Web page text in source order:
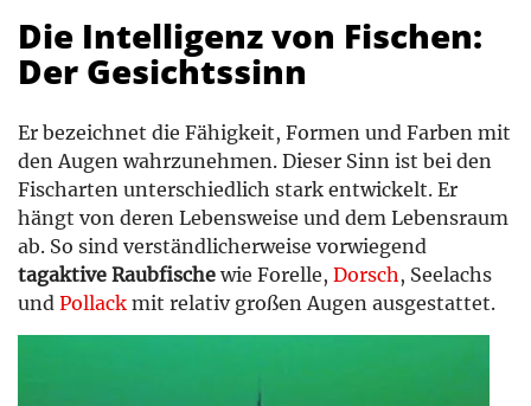
Die Intelligenz von Fischen:
Der Gesichtssinn
Er bezeichnet die Fähigkeit, Formen und Farben mit
den Augen wahrzunehmen. Dieser Sinn ist bei den
Fischarten unterschiedlich stark entwickelt. Er
hängt von deren Lebensweise und dem Lebensraum
ab. So sind verständlicherweise vorwiegend
tagaktive Raubfische wie Forelle, Dorsch, Seelachs
und Pollack mit relativ großen Augen ausgestattet.